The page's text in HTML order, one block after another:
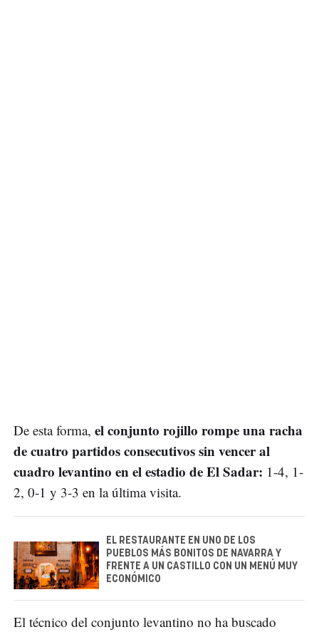
De esta forma, el conjunto rojillo rompe una racha
de cuatro partidos consecutivos sin vencer al
cuadro levantino en el estadio de El Sadar: 1-4, 1-
2, 0-1 y 3-3 en la última visita.
EL RESTAURANTE EN UNO DE LOS
PUEBLOS MÁS BONITOS DE NAVARRA Y
FRENTE A UN CASTILLO CON UN MENÚ MUY
ECONÓMICO
El técnico del conjunto levantino no ha buscado